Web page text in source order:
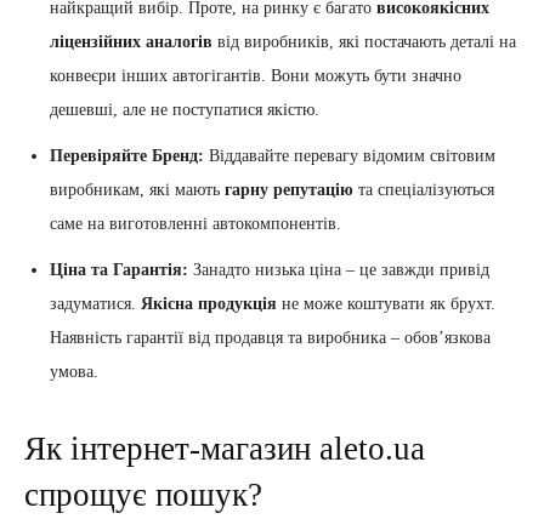
найкращий вибір. Проте, на ринку є багато високоякісних
ліцензійних аналогів від виробників, які постачають деталі на
конвеєри інших автогігантів. Вони можуть бути значно
дешевші, але не поступатися якістю.
Перевіряйте Бренд: Віддавайте перевагу відомим світовим
виробникам, які мають гарну репутацію та спеціалізуються
саме на виготовленні автокомпонентів.
Ціна та Гарантія: Занадто низька ціна – це завжди привід
задуматися. Якісна продукція не може коштувати як брухт.
Наявність гарантії від продавця та виробника – обов’язкова
умова.
Як інтернет-магазин aleto.ua
спрощує пошук?